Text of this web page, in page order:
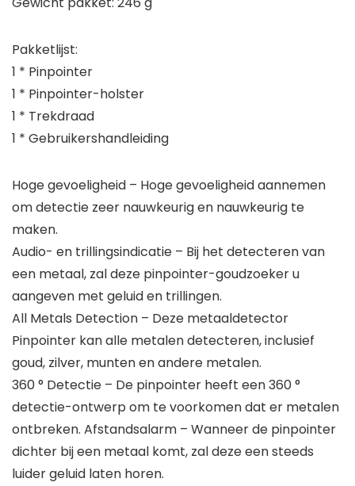
Pakketlijst:
1 * Pinpointer
1 * Pinpointer-holster
1 * Trekdraad
1 * Gebruikershandleiding
Hoge gevoeligheid – Hoge gevoeligheid aannemen
om detectie zeer nauwkeurig en nauwkeurig te
maken.
Audio- en trillingsindicatie – Bij het detecteren van
een metaal, zal deze pinpointer-goudzoeker u
aangeven met geluid en trillingen.
All Metals Detection – Deze metaaldetector
Pinpointer kan alle metalen detecteren, inclusief
goud, zilver, munten en andere metalen.
360 ° Detectie – De pinpointer heeft een 360 °
detectie-ontwerp om te voorkomen dat er metalen
ontbreken. Afstandsalarm – Wanneer de pinpointer
dichter bij een metaal komt, zal deze een steeds
luider geluid laten horen.